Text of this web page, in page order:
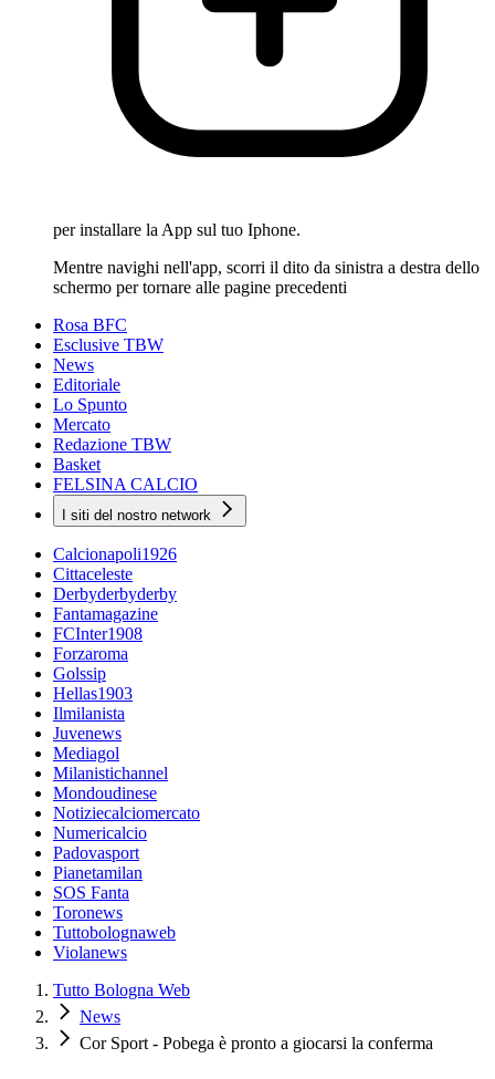
per installare la App sul tuo Iphone.
Mentre navighi nell'app, scorri il dito da sinistra a destra dello
schermo per tornare alle pagine precedenti
Rosa BFC
Esclusive TBW
News
Editoriale
Lo Spunto
Mercato
Redazione TBW
Basket
FELSINA CALCIO
I siti del nostro network
Calcionapoli1926
Cittaceleste
Derbyderbyderby
Fantamagazine
FCInter1908
Forzaroma
Golssip
Hellas1903
Ilmilanista
Juvenews
Mediagol
Milanistichannel
Mondoudinese
Notiziecalciomercato
Numericalcio
Padovasport
Pianetamilan
SOS Fanta
Toronews
Tuttobolognaweb
Violanews
Tutto Bologna Web
News
Cor Sport - Pobega è pronto a giocarsi la conferma